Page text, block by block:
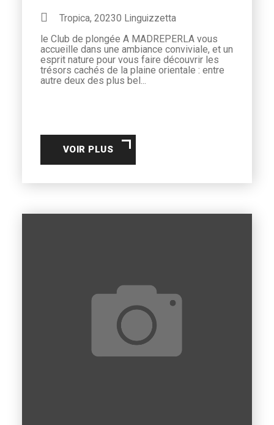
Tropica, 20230 Linguizzetta
le Club de plongée A MADREPERLA vous
accueille dans une ambiance conviviale, et un
esprit nature pour vous faire découvrir les
trésors cachés de la plaine orientale : entre
autre deux des plus bel...
VOIR PLUS